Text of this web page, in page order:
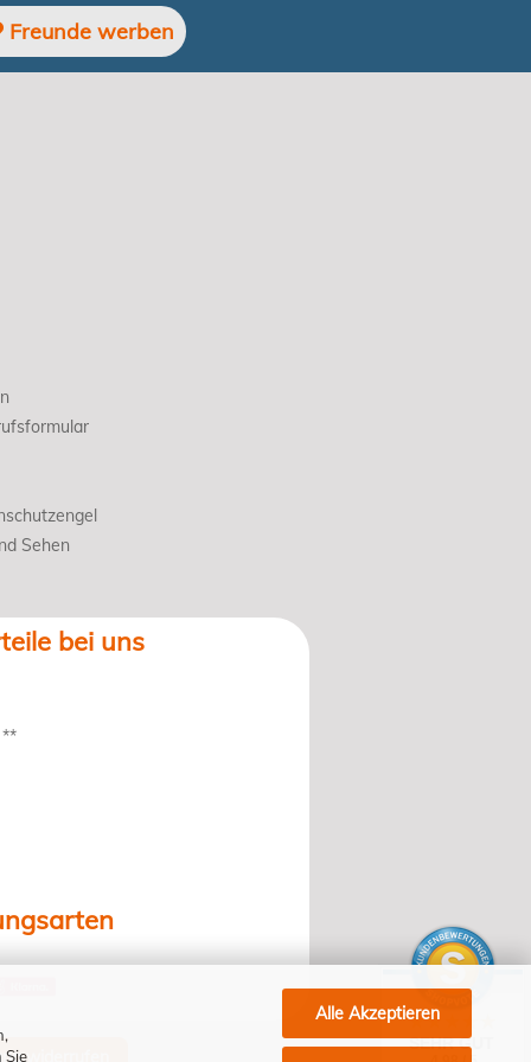
Sie
Alle Akzeptieren
Freunde werben
Sehen
bei uns
SEHR GUT